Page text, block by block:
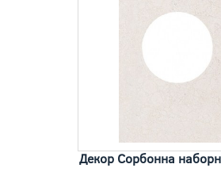
Декор Сорбонна